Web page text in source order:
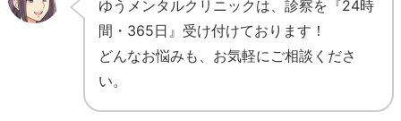
ゆうメンタルクリニックは、診察を『24時
間・365日』受け付けております！
どんなお悩みも、お気軽にご相談くださ
い。